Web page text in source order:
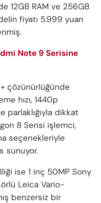
12GB RAM ve 256GB
fiyatı 5.999 yuan
Note 9 Serisine
çözünürlüğünde
hızı, 1440p
dikkat
8 Serisi işlemci,
seçenekleriyle
sunuyor.
ise 1 inç 50MP Sony
Leica Vario-
benzersiz bir